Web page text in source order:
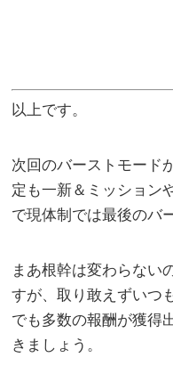
以上です。
次回のバーストモード
定も一新＆ミッション
で現体制では最後のバ
まあ根幹は変わらない
すが、取り敢えずいつ
でも多数の報酬が獲得
きましょう。